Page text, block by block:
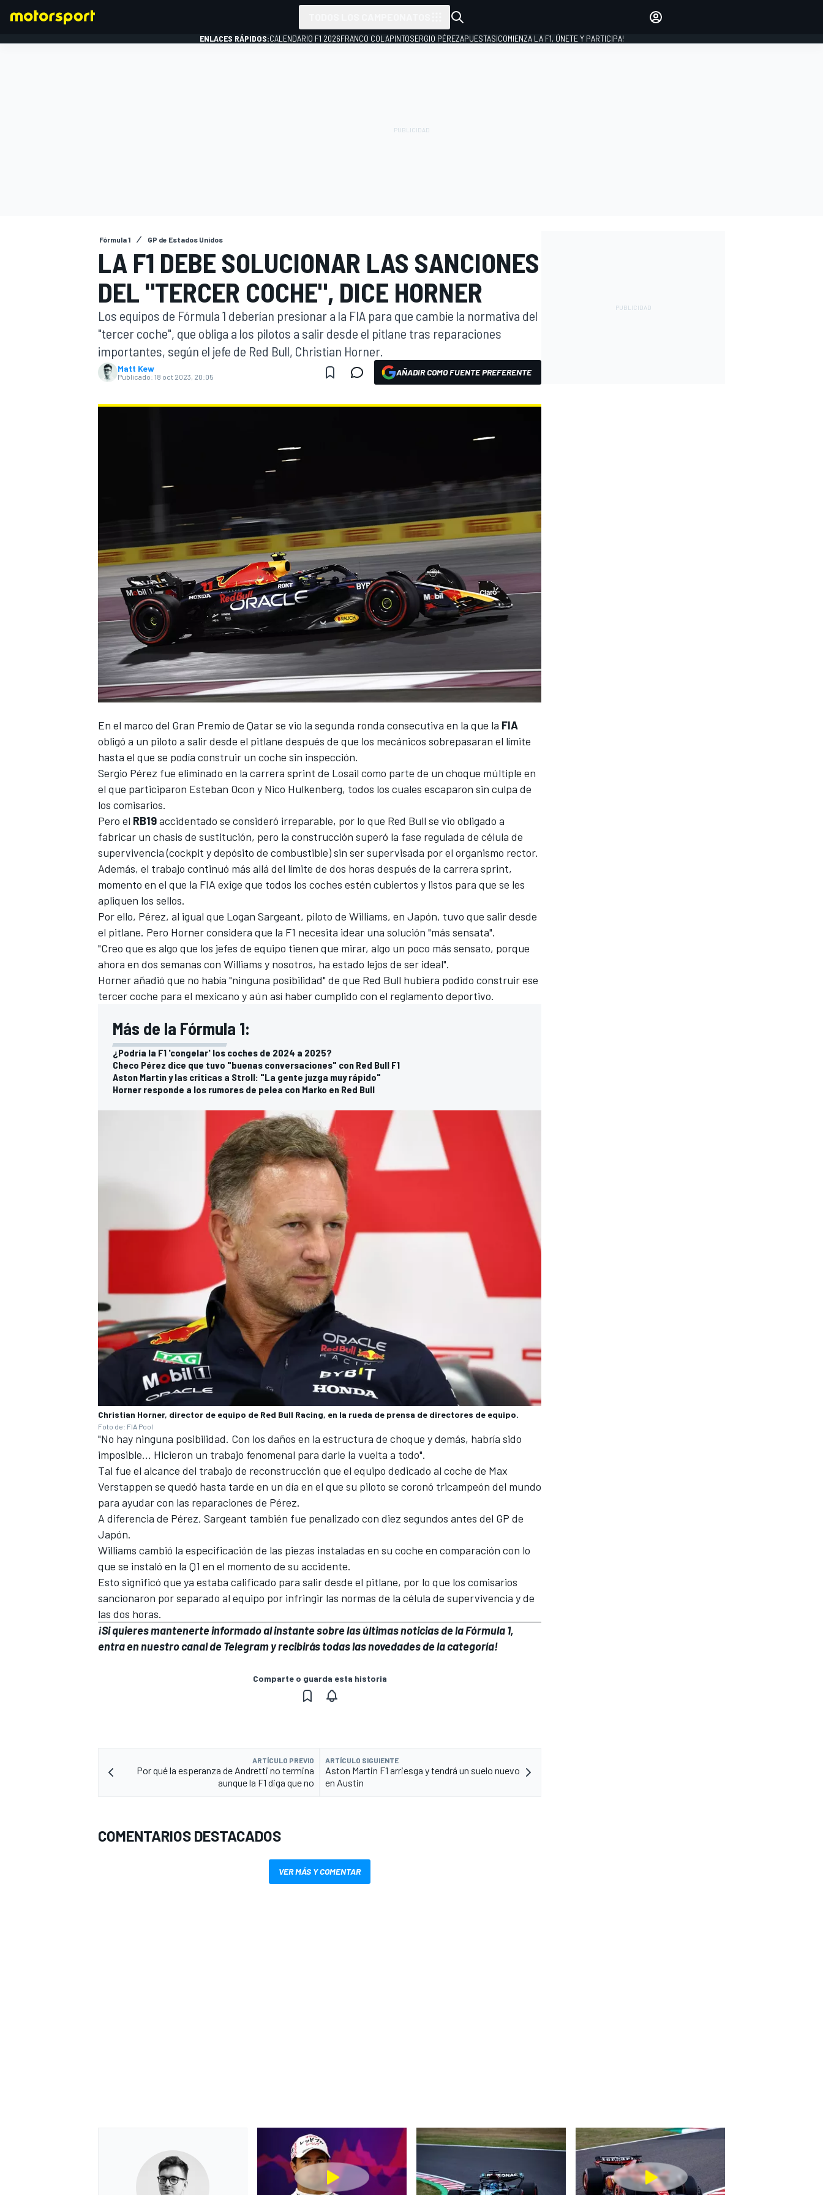
INDYCAR
NASCAR CUP
FÓRMULA E
WRC
MÁS CATEGORÍAS
INICIAR SESIÓN
ENLACES RÁPIDOS:CALENDARIO F1 2026FRANCO COLAPINTOSERGIO PÉREZAPUESTAS¡COMIENZA LA F1, ÚNETE Y PARTICIPA!
Fórmula 1 GP de Estados Unidos
LA F1 DEBE SOLUCIONAR LAS SANCIONES
DEL "TERCER COCHE", DICE HORNER
Los equipos de Fórmula 1 deberían presionar a la FIA para que cambie la normativa del
"tercer coche", que obliga a los pilotos a salir desde el pitlane tras reparaciones
importantes, según el jefe de Red Bull, Christian Horner.
Matt Kew
Publicado: 18 oct 2023, 20:05 AÑADIR COMO FUENTE PREFERENTE
En el marco del Gran Premio de Qatar se vio la segunda ronda consecutiva en la que la FIA
obligó a un piloto a salir desde el pitlane después de que los mecánicos sobrepasaran el límite
hasta el que se podía construir un coche sin inspección.
Sergio Pérez fue eliminado en la carrera sprint de Losail como parte de un choque múltiple en
el que participaron Esteban Ocon y Nico Hulkenberg, todos los cuales escaparon sin culpa de
los comisarios.
Pero el RB19accidentado se consideró irreparable, por lo que Red Bull se vio obligado a
fabricar un chasis de sustitución, pero la construcción superó la fase regulada de célula de
supervivencia (cockpit y depósito de combustible) sin ser supervisada por el organismo rector.
Además, el trabajo continuó más allá del límite de dos horas después de la carrera sprint,
momento en el que la FIA exige que todos los coches estén cubiertos y listos para que se les
apliquen los sellos.
Por ello, Pérez, al igual que Logan Sargeant, piloto de Williams, en Japón, tuvo que salir desde
el pitlane. Pero Horner considera que la F1 necesita idear una solución "más sensata".
"Creo que es algo que los jefes de equipo tienen que mirar, algo un poco más sensato, porque
ahora en dos semanas con Williams y nosotros, ha estado lejos de ser ideal".
Horner añadió que no había "ninguna posibilidad" de que Red Bull hubiera podido construir ese
tercer coche para el mexicano y aún así haber cumplido con el reglamento deportivo.
Más de la Fórmula 1:
¿Podría la F1 'congelar' los coches de 2024 a 2025?
Checo Pérez dice que tuvo "buenas conversaciones" con Red Bull F1
Aston Martin y las criticas a Stroll: "La gente juzga muy rápido"
Horner responde a los rumores de pelea con Marko en Red Bull
Christian Horner, director de equipo de Red Bull Racing, en la rueda de prensa de directores de equipo.
Foto de: FIA Pool
"No hay ninguna posibilidad. Con los daños en la estructura de choque y demás, habría sido
imposible... Hicieron un trabajo fenomenal para darle la vuelta a todo".
Tal fue el alcance del trabajo de reconstrucción que el equipo dedicado al coche de Max
Verstappen se quedó hasta tarde en un día en el que su piloto se coronó tricampeón del mundo
para ayudar con las reparaciones de Pérez.
A diferencia de Pérez, Sargeant también fue penalizado con diez segundos antes del GP de
Japón.
Williams cambió la especificación de las piezas instaladas en su coche en comparación con lo
que se instaló en la Q1 en el momento de su accidente.
Esto significó que ya estaba calificado para salir desde el pitlane, por lo que los comisarios
sancionaron por separado al equipo por infringir las normas de la célula de supervivencia y de
las dos horas.
¡Si quieres mantenerte informado al instante sobre las últimas noticias de la Fórmula 1,
entra ennuestro canal de Telegramy recibirás todas las novedades de la categoría!
Comparte o guarda esta historia
ARTÍCULO PREVIO
Por qué la esperanza de Andretti no termina
aunque la F1 diga que no
ARTÍCULO SIGUIENTE
Aston Martin F1 arriesga y tendrá un suelo nuevo
en Austin
COMENTARIOS DESTACADOS
VER MÁS Y COMENTAR